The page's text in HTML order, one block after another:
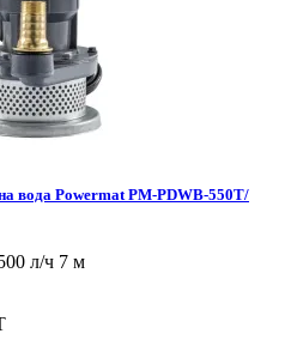
вода Powermat PM-PDWB-550T/
л/ч 7 м